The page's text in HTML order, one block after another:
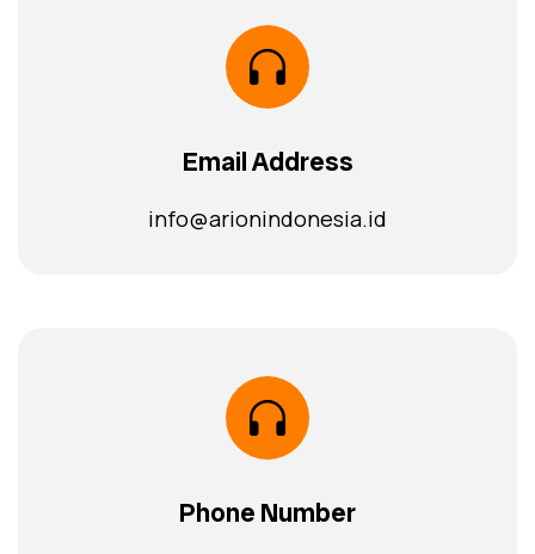
Email Address
info@arionindonesia.id
Phone Number